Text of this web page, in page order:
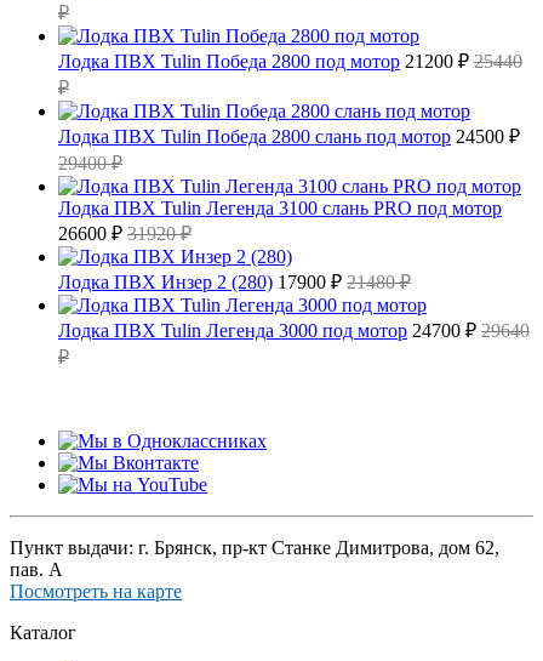
₽
Лодка ПВХ Tulin Победа 2800 под мотор 21200 ₽ 25440
₽
Лодка ПВХ Tulin Победа 2800 слань под мотор 24500 ₽
29400 ₽
Лодка ПВХ Tulin Легенда 3100 слань PRO под мотор
26600 ₽ 31920 ₽
Лодка ПВХ Инзер 2 (280) 17900 ₽ 21480 ₽
Лодка ПВХ Tulin Легенда 3000 под мотор 24700 ₽ 29640
₽
Пункт выдачи: г. Брянск, пр-кт Станке Димитрова, дом 62,
пав. А
Посмотреть на карте
Каталог